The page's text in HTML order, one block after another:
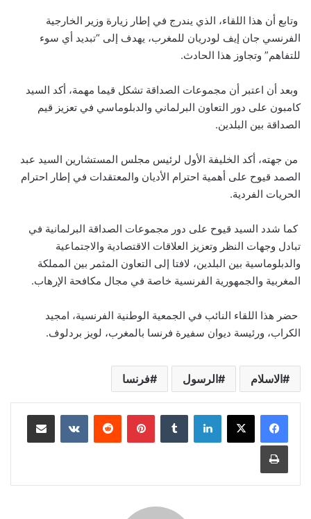
وتابع أن هذا اللقاء، الذي يندرج في إطار زيارة وزير الخارجية
الفرنسي جان إيف لودريان للمغرب، يهدف إلى “تبديد أي سوء
للتفاهم” وتجاوز هذا الحادث.
وبعد أن اعتبر أن مجموعات الصداقة تشكل قيما مهمة، أكد السيد
كامبون على دور التعاون البرلماني والدبلوماسي في تعزيز قيم
الصداقة بين البلدين.
من جهته، أكد الخليفة الأول لرئيس مجلس المستشارين السيد عبد
الصمد قيوح على أهمية احترام الأديان والمعتقدات في إطار احترام
الحريات الفردية.
كما شدد السيد قيوح على دور مجموعات الصداقة البرلمانية في
تبادل وجهات النظر وتعزيز العلاقات الاقتصادية والاجتماعية
والدبلوماسية بين البلدين، لافتا إلى التعاون المثمر بين المملكة
المغربية والجمهورية الفرنسية خاصة في مجال مكافحة الإرهاب.
حضر هذا اللقاء النائب في الجمعية الوطنية الفرنسية، امجيد
الكراب، ورئيسة ديوان سفيرة فرنسا بالمغرب، لويز بردلوف.
الاسلام الرسول فرنسا
لينكدإن بينتيريست مشاركة عبر البريد
طباعة